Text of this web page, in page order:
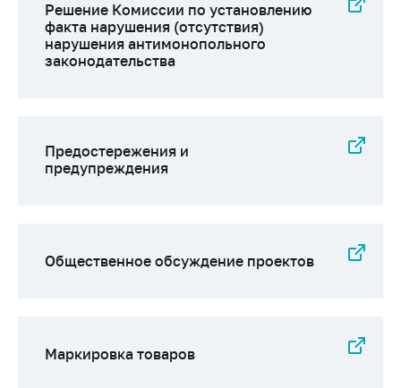
Решение Комиссии по установлению
факта нарушения (отсутствия)
нарушения антимонопольного
законодательства
Предостережения и
предупреждения
Общественное обсуждение проектов
Маркировка товаров